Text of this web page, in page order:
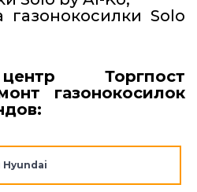
Solo
Торгпост
газонокосилок
Hyundai